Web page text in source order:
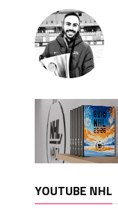
YOUTUBE NHL